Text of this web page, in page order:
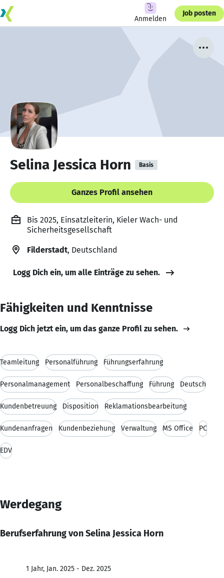
Anmelden
Job posten
Selina Jessica Horn Basis
Ganzes Profil ansehen
Bis 2025, Einsatzleiterin, Kieler Wach- und
Sicherheitsgesellschaft
Filderstadt, Deutschland
Logg Dich ein, um alle Einträge zu sehen.
Fähigkeiten und Kenntnisse
Logg Dich jetzt ein, um das ganze Profil zu sehen.
Teamleitung Personalführung Führungserfahrung
Personalmanagement Personalbeschaffung Führung Deutsch
Kundenbetreuung Disposition Reklamationsbearbeitung
Kundenanfragen Kundenbeziehung Verwaltung MS Office PC
EDV
Werdegang
Berufserfahrung von Selina Jessica Horn
1 Jahr, Jan. 2025 - Dez. 2025